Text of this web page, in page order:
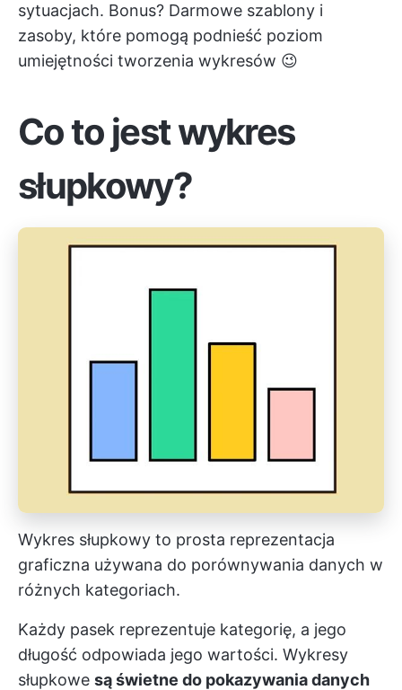
sytuacjach. Bonus? Darmowe szablony i
zasoby, które pomogą podnieść poziom
umiejętności tworzenia wykresów 😉
Co to jest wykres
słupkowy?
Wykres słupkowy to prosta reprezentacja
graficzna używana do porównywania danych w
różnych kategoriach.
Każdy pasek reprezentuje kategorię, a jego
długość odpowiada jego wartości. Wykresy
słupkowe są świetne do pokazywania danych